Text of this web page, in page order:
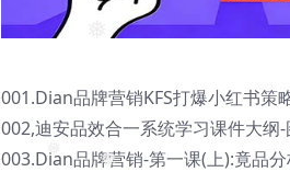
❅
001.Dian品牌营销KFS打爆小红书策
002,迪安品效合一系统学习课件大纲
003.Dian品牌营销-第一课(上):竟品